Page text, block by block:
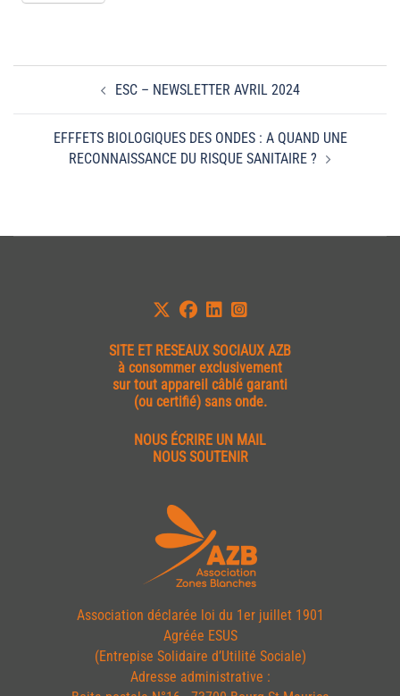
ESC – NEWSLETTER AVRIL 2024
EFFFETS BIOLOGIQUES DES ONDES : A QUAND UNE
RECONNAISSANCE DU RISQUE SANITAIRE ?
SITE ETRESEAUX SOCIAUX AZB
à consommer exclusivement
sur tout appareil câblé garanti
(ou certifié) sans onde.
NOUS ÉCRIRE UN MAIL
NOUS SOUTENIR
Association déclarée loi du 1er juillet 1901
Agréée ESUS
(Entrepise Solidaire d’Utilité Sociale)
Adresse administrative :